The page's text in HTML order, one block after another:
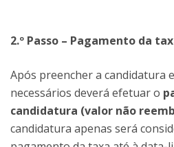
2.º Passo – Pagamento da
Após preencher a candidatura
necessários deverá efetuar o
candidatura (valor não
candidatura apenas será